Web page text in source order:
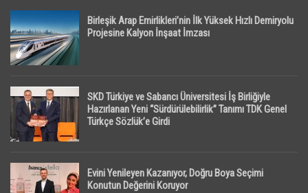
Birleşik Arap Emirlikleri’nin İlk Yüksek Hızlı Demiryolu
Projesine Kalyon İnşaat İmzası
SKD Türkiye ve Sabancı Üniversitesi İş Birliğiyle
Hazırlanan Yeni “Sürdürülebilirlik” Tanımı TDK Genel
Türkçe Sözlük’e Girdi
Evini Yenileyen Kazanıyor, Doğru Boya Seçimi
Konutun Değerini Koruyor